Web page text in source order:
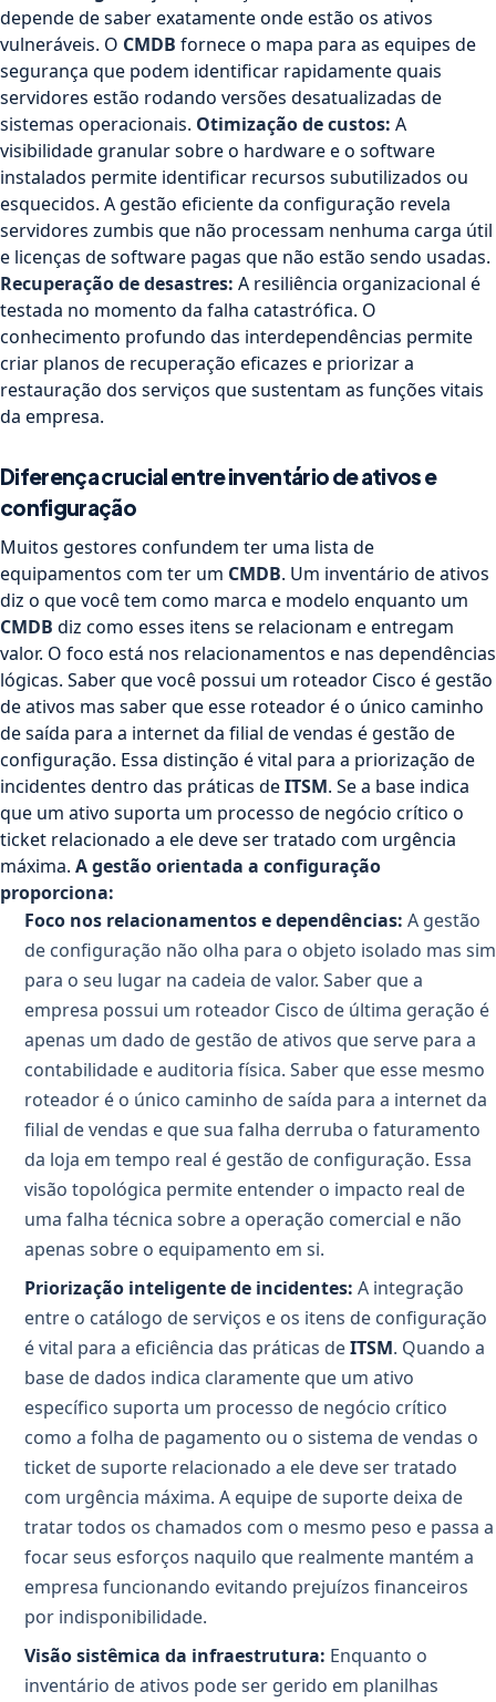
depende de saber exatamente onde estão os ativos
vulneráveis. O CMDB fornece o mapa para as equipes de
segurança que podem identificar rapidamente quais
servidores estão rodando versões desatualizadas de
sistemas operacionais. Otimização de custos: A
visibilidade granular sobre o hardware e o software
instalados permite identificar recursos subutilizados ou
esquecidos. A gestão eficiente da configuração revela
servidores zumbis que não processam nenhuma carga útil
e licenças de software pagas que não estão sendo usadas.
Recuperação de desastres: A resiliência organizacional é
testada no momento da falha catastrófica. O
conhecimento profundo das interdependências permite
criar planos de recuperação eficazes e priorizar a
restauração dos serviços que sustentam as funções vitais
da empresa.
Diferença crucial entre inventário de ativos e
configuração
Muitos gestores confundem ter uma lista de
equipamentos com ter um CMDB. Um inventário de ativos
diz o que você tem como marca e modelo enquanto um
CMDB diz como esses itens se relacionam e entregam
valor. O foco está nos relacionamentos e nas dependências
lógicas. Saber que você possui um roteador Cisco é gestão
de ativos mas saber que esse roteador é o único caminho
de saída para a internet da filial de vendas é gestão de
configuração. Essa distinção é vital para a priorização de
incidentes dentro das práticas deITSM. Se a base indica
que um ativo suporta um processo de negócio crítico o
ticket relacionado a ele deve ser tratado com urgência
máxima. A gestão orientada a configuração
proporciona:
Foco nos relacionamentos e dependências: A gestão
de configuração não olha para o objeto isolado mas sim
para o seu lugar na cadeia de valor. Saber que a
empresa possui um roteador Cisco de última geração é
apenas um dado de gestão de ativos que serve para a
contabilidade e auditoria física. Saber que esse mesmo
roteador é o único caminho de saída para a internet da
filial de vendas e que sua falha derruba o faturamento
da loja em tempo real é gestão de configuração. Essa
visão topológica permite entender o impacto real de
uma falha técnica sobre a operação comercial e não
apenas sobre o equipamento em si.
Priorização inteligente de incidentes: A integração
entre o catálogo de serviços e os itens de configuração
é vital para a eficiência das práticas deITSM. Quando a
base de dados indica claramente que um ativo
específico suporta um processo de negócio crítico
como a folha de pagamento ou o sistema de vendas o
ticket de suporte relacionado a ele deve ser tratado
com urgência máxima. A equipe de suporte deixa de
tratar todos os chamados com o mesmo peso e passa a
focar seus esforços naquilo que realmente mantém a
empresa funcionando evitando prejuízos financeiros
por indisponibilidade.
Visão sistêmica da infraestrutura: Enquanto o
inventário de ativos pode ser gerido em planilhas